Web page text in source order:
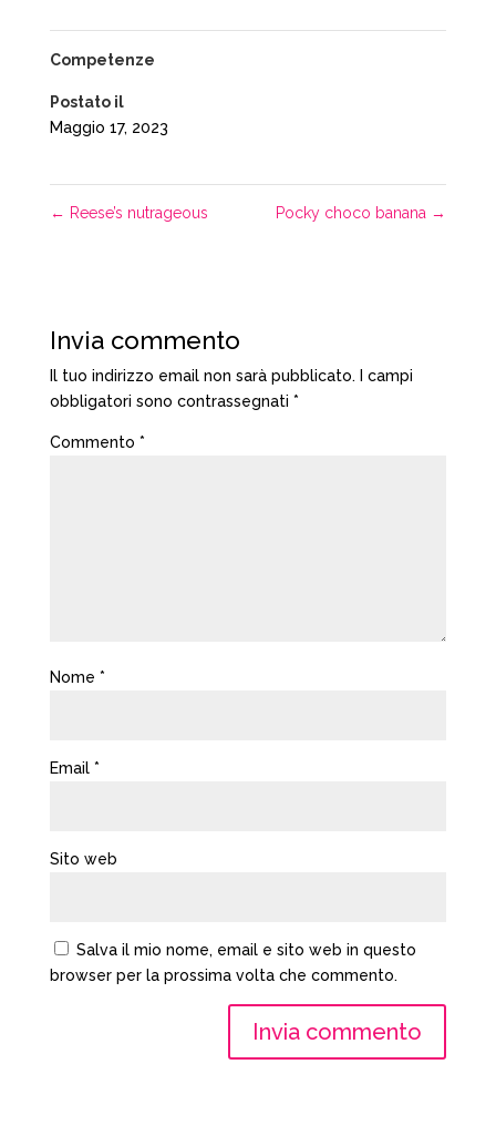
Competenze
Postato il
Maggio 17, 2023
← Reese’s nutrageous Pocky choco banana →
Invia commento
Il tuo indirizzo email non sarà pubblicato.
I campi
obbligatori sono contrassegnati *
Commento *
Nome *
Email *
Sito web
Salva il mio nome, email e sito web in questo
browser per la prossima volta che commento.